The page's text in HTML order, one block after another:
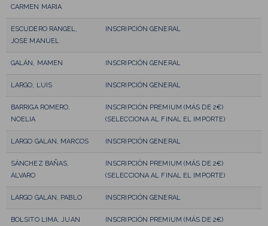
CARMEN MARIA
ESCUDERO RANGEL,
JOSE MANUEL
INSCRIPCIÓN GENERAL
GALÁN, MAMEN INSCRIPCIÓN GENERAL
LARGO, LUIS INSCRIPCIÓN GENERAL
BARRIGA ROMERO,
NOELIA
INSCRIPCIÓN PREMIUM (MÁS DE 2€)
(SELECCIONA AL FINAL EL IMPORTE)
LARGO GALAN, MARCOS INSCRIPCIÓN GENERAL
SÁNCHEZ BAÑAS,
ÁLVARO
INSCRIPCIÓN PREMIUM (MÁS DE 2€)
(SELECCIONA AL FINAL EL IMPORTE)
LARGO GALAN, PABLO INSCRIPCIÓN GENERAL
BOLSITO LIMA, JUAN
INSCRIPCIÓN PREMIUM (MÁS DE 2€)